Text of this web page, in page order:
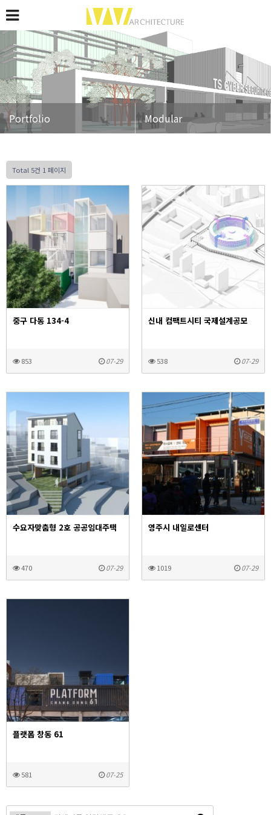
Portfolio Modular
Total 5건 1 페이지
중구 다동 134-4
853 07-29
신내 컴팩트시티 국제설계공모
538 07-29
수요자맞춤형 2호 공공임대주택
470 07-29
영주시 내일로센터
1019 07-29
플랫폼 창동 61
581 07-25